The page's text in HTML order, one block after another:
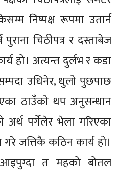
निष्पक्ष रूपमा उतार्न
चिठीपत्र र दस्ताबेज
हो। अत्यन्त दुर्लभ र कडा
उधिनेर, धुलो पुछपाछ
ठाउँको थप अनुसन्धान
अर्थ पर्गेलेर भेला गरिएका
जत्तिकै कठिन कार्य हो।
त महको बोतल